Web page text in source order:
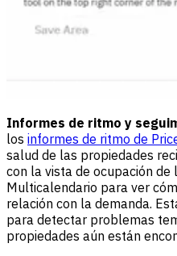
Informes de ritmo y
los informes de ritmo de
salud de las propiedades
con la vista de ocupación
Multicalendario para ver
relación con la demanda.
para detectar problemas
propiedades aún están